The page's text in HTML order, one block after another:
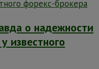
о надежности
известного